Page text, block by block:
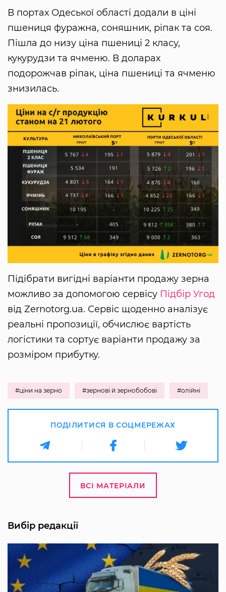
В портах Одеської області додали в ціні
пшениця фуражна, соняшник, ріпак та соя.
Пішла до низу ціна пшениці 2 класу,
кукурудзи та ячменю. В доларах
подорожчав ріпак, ціна пшениці та ячменю
знизилась.
Підібрати вигідні варіанти продажу зерна
можливо за допомогою сервісу Підбір Угод
від Zernotorg.ua. Сервіс щоденно аналізує
реальні пропозиції, обчислює вартість
логістики та сортує варіанти продажу за
розміром прибутку.
#ціни на зерно #зернові й зернобобові #олійні
ПОДІЛИТИСЯ В СОЦМЕРЕЖАХ
ВСІ МАТЕРІАЛИ
Вибір редакції